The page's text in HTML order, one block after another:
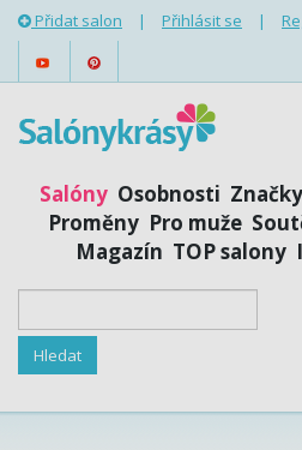
Přidat salon | Přihlásit se |
Salóny Osobnosti Značky
Proměny Pro muže
Magazín TOP salony